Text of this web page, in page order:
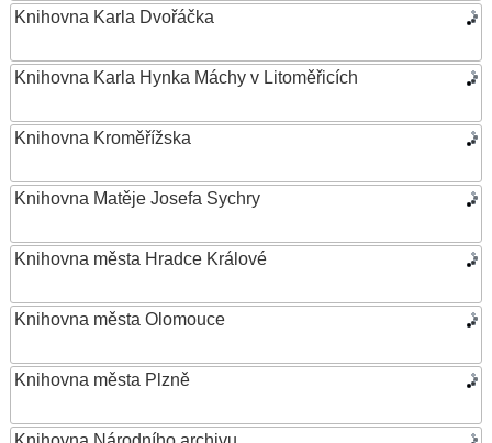
Knihovna Karla Dvořáčka
Knihovna Karla Hynka Máchy v Litoměřicích
Knihovna Kroměřížska
Knihovna Matěje Josefa Sychry
Knihovna města Hradce Králové
Knihovna města Olomouce
Knihovna města Plzně